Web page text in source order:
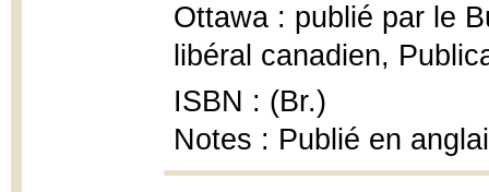
Ottawa : publié par le
libéral canadien,
ISBN : (Br.)
Notes : Publié en